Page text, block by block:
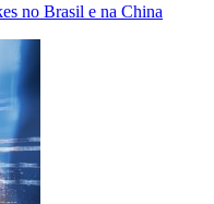
no Brasil e na China